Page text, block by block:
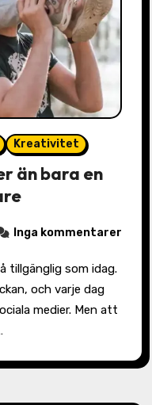
Kreativitet
än bara en
Inga kommentarer
och varje dag
medier. Men att